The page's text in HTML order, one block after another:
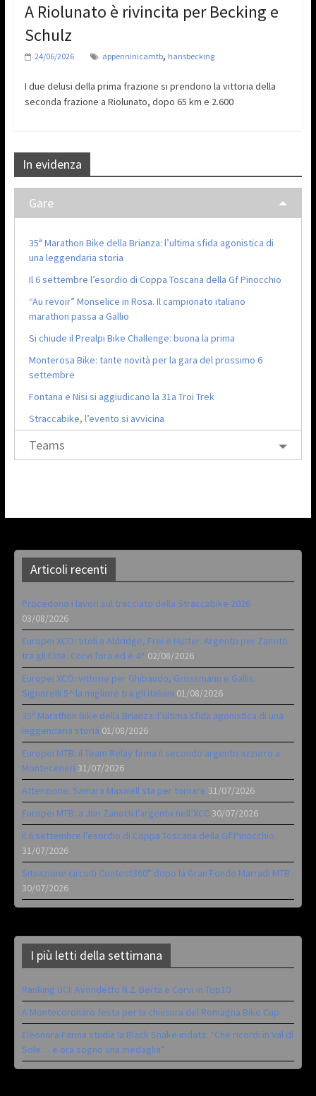
A Riolunato è rivincita per Becking e
Schulz
24/06/2026 appenninicamtb, hansbecking
I due delusi della prima frazione si prendono la vittoria della
seconda frazione a Riolunato, dopo 65 km e 2.600
In evidenza
Gare
35ª Marathon Bike della Brianza: l’ultima sfida agonistica di
una leggendaria storia
Il 6 settembre l’esordio di Coppa Toscana della Gf Pinocchio
“Au revoir” Monselice in Rosa. Il campionato italiano
marathon passa a Gallio
Si chiude il Prealpi Bike Challenge: buona la prima
Monterosa Bike: tante novità per la gara del prossimo 6
settembre
Fontana e Nisi si aggiudicano la 31a Troi Trek
Straccabike, l’evento si avvicina
Teams
Articoli recenti
Procedono i lavori sul tracciato della Straccabike 2026
03/08/2026
Europei XCO: titoli a Aldridge, Frei e Hutter. Argento per Zanotti
tra gli Elite. Corvi fora ed è 4^ 02/08/2026
Europei XCO: vittorie per Ghibaudo, Grossmann e Gallis.
Signorelli 5^ la migliore tra gli italiani 01/08/2026
35ª Marathon Bike della Brianza: l’ultima sfida agonistica di una
leggendaria storia 01/08/2026
Europei MTB: il Team Relay firma il secondo argento azzurro a
Monteceneri 31/07/2026
Attenzione: Samara Maxwell sta per tornare 31/07/2026
Europei MTB: a Juri Zanotti l’argento nell’XCC 30/07/2026
Il 6 settembre l’esordio di Coppa Toscana della Gf Pinocchio
31/07/2026
Situazione circuiti Contest360° dopo la Gran Fondo Marradi MTB
30/07/2026
I più letti della settimana
Ranking UCI: Avondetto N.2. Berta e Corvi in Top10
A Montecoronaro festa per la chiusura del Romagna Bike Cup
Eleonora Farina studia la Black Snake iridata: “Che ricordi in Val di
Sole… e ora sogno una medaglia”